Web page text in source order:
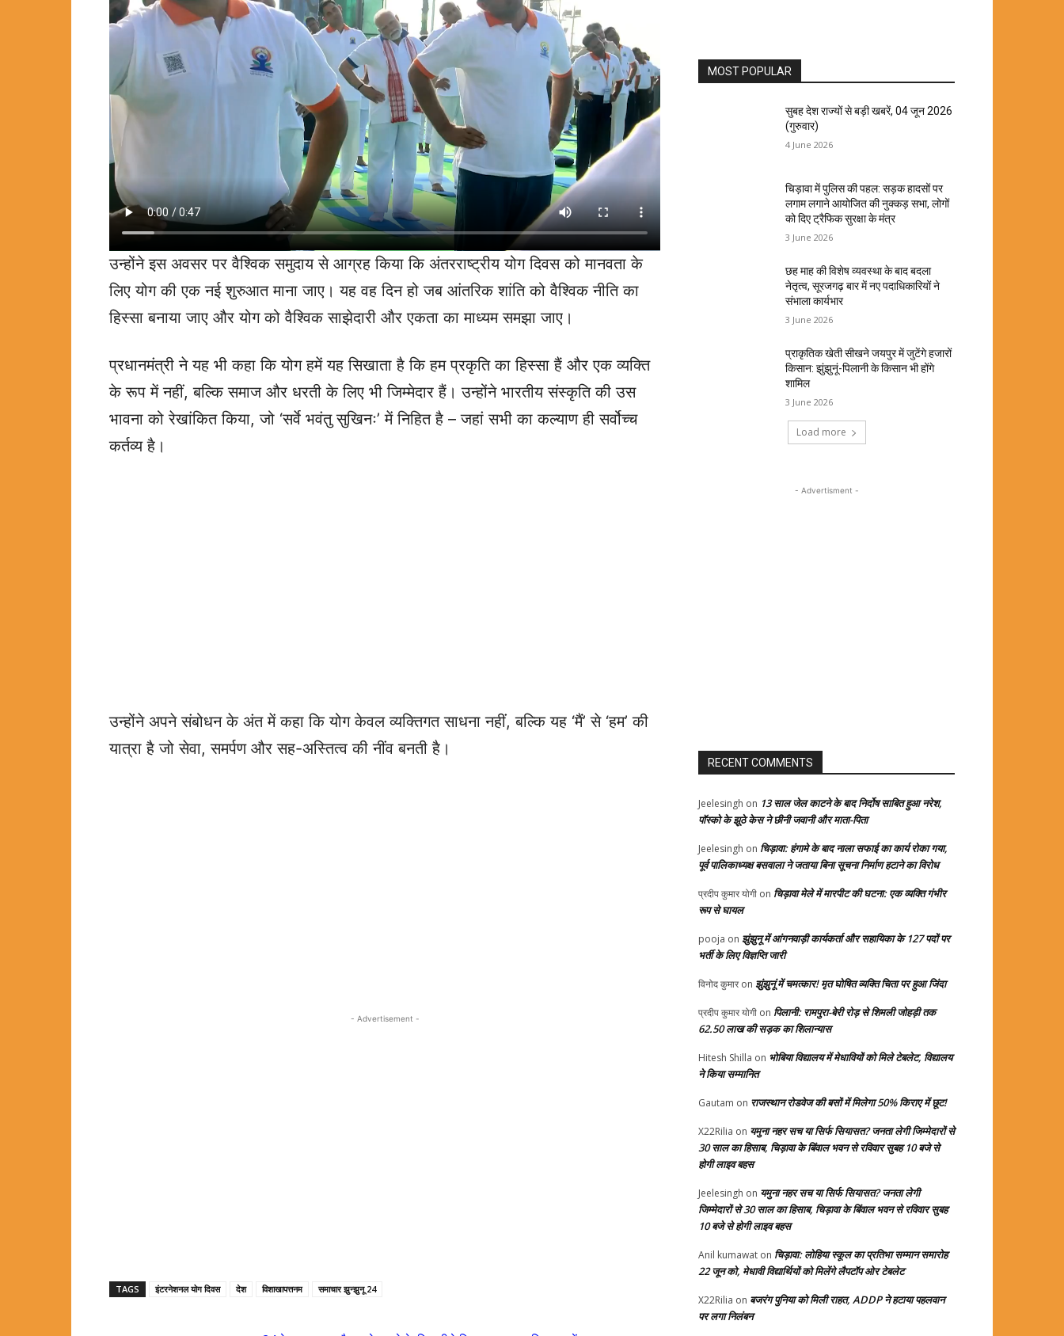
उन्होंने इस अवसर पर वैश्विक समुदाय से आग्रह किया कि अंतरराष्ट्रीय योग दिवस को मानवता के
लिए योग की एक नई शुरुआत माना जाए। यह वह दिन हो जब आंतरिक शांति को वैश्विक नीति का
हिस्सा बनाया जाए और योग को वैश्विक साझेदारी और एकता का माध्यम समझा जाए।
प्रधानमंत्री ने यह भी कहा कि योग हमें यह सिखाता है कि हम प्रकृति का हिस्सा हैं और एक व्यक्ति
के रूप में नहीं, बल्कि समाज और धरती के लिए भी जिम्मेदार हैं। उन्होंने भारतीय संस्कृति की उस
भावना को रेखांकित किया, जो ‘सर्वे भवंतु सुखिनः’ में निहित है – जहां सभी का कल्याण ही सर्वोच्च
कर्तव्य है।
उन्होंने अपने संबोधन के अंत में कहा कि योग केवल व्यक्तिगत साधना नहीं, बल्कि यह ‘मैं’ से ‘हम’ की
यात्रा है जो सेवा, समर्पण और सह-अस्तित्व की नींव बनती है।
- Advertisement -
TAGS इंटरनेशनल योग दिवस देश विशाखापत्तनम समाचार झुन्झुनू 24
MOST POPULAR
सुबह देश राज्यों से बड़ी खबरें, 04 जून 2026
(गुरुवार)
4 June 2026
चिड़ावा में पुलिस की पहल: सड़क हादसों पर
लगाम लगाने आयोजित की नुक्कड़ सभा, लोगों
को दिए ट्रैफिक सुरक्षा के मंत्र
3 June 2026
छह माह की विशेष व्यवस्था के बाद बदला
नेतृत्व, सूरजगढ़ बार में नए पदाधिकारियों ने
संभाला कार्यभार
3 June 2026
प्राकृतिक खेती सीखने जयपुर में जुटेंगे हजारों
किसान: झुंझुनूं-पिलानी के किसान भी होंगे
शामिल
3 June 2026
Load more
- Advertisment -
RECENT COMMENTS
Jeelesingh on 13 साल जेल काटने के बाद निर्दोष साबित हुआ नरेश,
पॉस्को के झूठे केस ने छीनी जवानी और माता-पिता
Jeelesingh on चिड़ावा: हंगामे के बाद नाला सफाई का कार्य रोका गया,
पूर्व पालिकाध्यक्ष बसवाला ने जताया बिना सूचना निर्माण हटाने का विरोध
प्रदीप कुमार योगी on चिड़ावा मेले में मारपीट की घटना: एक व्यक्ति गंभीर
रूप से घायल
pooja on झुंझुनू में आंगनवाड़ी कार्यकर्ता और सहायिका के 127 पदों पर
भर्ती के लिए विज्ञप्ति जारी
विनोद कुमारon झुंझुनूं में चमत्कार! मृत घोषित व्यक्ति चिता पर हुआ जिंदा
प्रदीप कुमार योगी on पिलानी: रामपुरा-बेरी रोड़ से शिमली जोहड़ी तक
62.50 लाख की सड़क का शिलान्यास
Hitesh Shilla on भोबिया विद्यालय में मेधावियों को मिले टेबलेट, विद्यालय
ने किया सम्मानित
Gautam on राजस्थान रोडवेज की बसों में मिलेगा 50% किराए में छूट!
X22Rilia on यमुना नहर सच या सिर्फ सियासत? जनता लेगी जिम्मेदारों से
30 साल का हिसाब, चिड़ावा के बिंवाल भवन से रविवार सुबह 10 बजे से
होगी लाइव बहस
Jeelesingh on यमुना नहर सच या सिर्फ सियासत? जनता लेगी
जिम्मेदारों से 30 साल का हिसाब, चिड़ावा के बिंवाल भवन से रविवार सुबह
10 बजे से होगी लाइव बहस
Anil kumawat on चिड़ावा: लोहिया स्कूल का प्रतिभा सम्मान समारोह
22 जून को, मेधावी विद्यार्थियों को मिलेंगे लैपटॉप ओर टेबलेट
X22Rilia on बजरंग पुनिया को मिली राहत, ADDP ने हटाया पहलवान
पर लगा निलंबन